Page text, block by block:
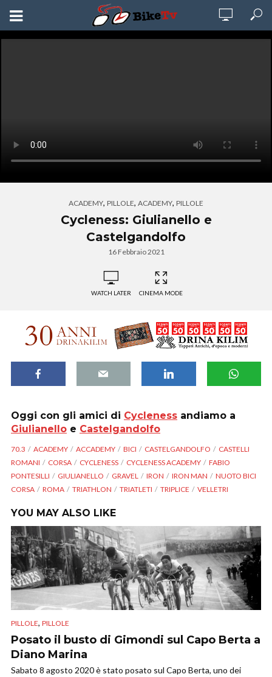
ACADEMY, PILLOLE, ACADEMY, PILLOLE
Cycleness: Giulianello e
Castelgandolfo
16 Febbraio 2021
WATCH LATER CINEMA MODE
Oggi con gli amici di Cycleness andiamo a
Giulianello e Castelgandolfo
70.3 ACADEMY ACCADEMY BICI CASTELGANDOLFO
CASTELLI
ROMANI
CORSA CYCLENESS CYCLENESS ACADEMY
FABIO
PONTESILLI
GIULIANELLO GRAVEL IRON IRON MAN
NUOTO BICI
CORSA
ROMA TRIATHLON TRIATLETI TRIPLICE VELLETRI
YOU MAY ALSO LIKE
PILLOLE, PILLOLE
Posato il busto di Gimondi sul Capo Berta a
Diano Marina
Sabato 8 agosto 2020 è stato posato sul Capo Berta, uno dei